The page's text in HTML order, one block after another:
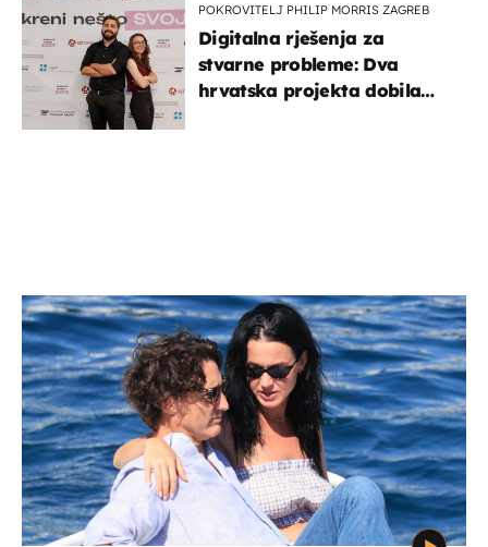
POKROVITELJ PHILIP MORRIS ZAGREB
Digitalna rješenja za
stvarne probleme: Dva
hrvatska projekta dobila